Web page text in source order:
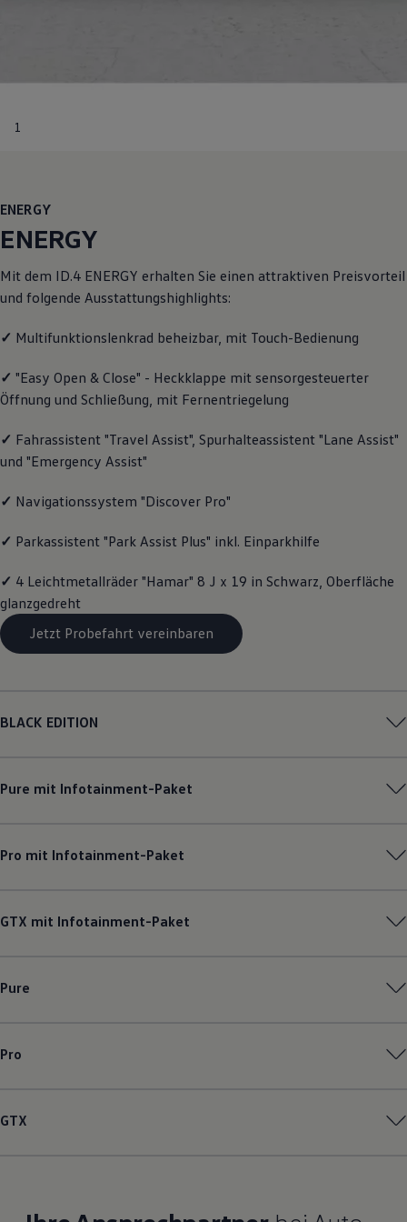
Volkswagen Teile
Updates für Software, Karten und Radio
Über Ihr Auto
Vorgängermodelle
Volkswagen Kundenbetreuung
Assistenzsysteme
Digitale Betriebsanleitung
Live Beratung
Lifestyle
Transport
Familie
Volkswagen R
Volkswagen Kundenbetreuung
1
ENERGY
ENERGY
Mit dem ID.4 ENERGY erhalten Sie einen attraktiven Preisvorteil
und folgende Ausstattungshighlights:
✓ Multifunktionslenkrad beheizbar, mit Touch-Bedienung
✓ "Easy Open & Close" - Heckklappe mit sensorgesteuerter
Öffnung und Schließung, mit Fernentriegelung
✓ Fahrassistent "Travel Assist", Spurhalteassistent "Lane Assist"
und "Emergency Assist"
✓ Navigationssystem "Discover Pro"
✓ Parkassistent "Park Assist Plus" inkl. Einparkhilfe
✓ 4 Leichtmetallräder "Hamar" 8 J x 19 in Schwarz, Oberfläche
glanzgedreht
Jetzt Probefahrt vereinbaren
BLACK EDITION
Pure mit Infotainment-Paket
Pro mit Infotainment-Paket
GTX mit Infotainment-Paket
Pure
Pro
GTX